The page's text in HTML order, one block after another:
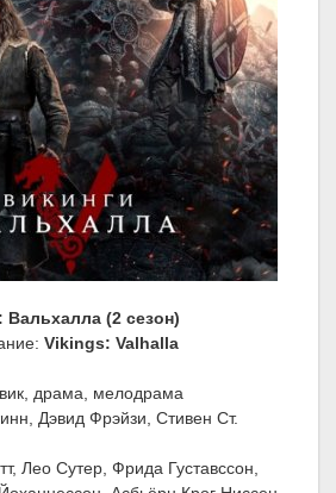
Вальхалла (2 сезон)
Vikings: Valhalla
драма, мелодрама
Дэвид Фрэйзи, Стивен Ст.
Лео Сутер, Фрида Густавссон,